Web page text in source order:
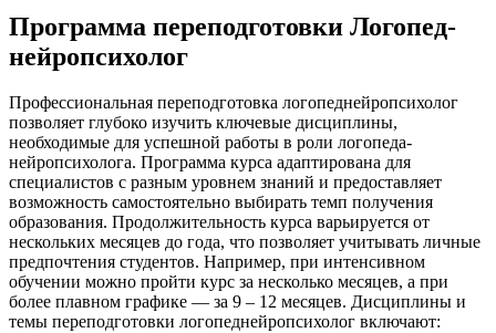
Программа переподготовки Логопед-
нейропсихолог
Профессиональная переподготовка логопеднейропсихолог
позволяет глубоко изучить ключевые дисциплины,
необходимые для успешной работы в роли логопеда-
нейропсихолога. Программа курса адаптирована для
специалистов с разным уровнем знаний и предоставляет
возможность самостоятельно выбирать темп получения
образования. Продолжительность курса варьируется от
нескольких месяцев до года, что позволяет учитывать личные
предпочтения студентов. Например, при интенсивном
обучении можно пройти курс за несколько месяцев, а при
более плавном графике — за 9 – 12 месяцев. Дисциплины и
темы переподготовки логопеднейропсихолог включают: